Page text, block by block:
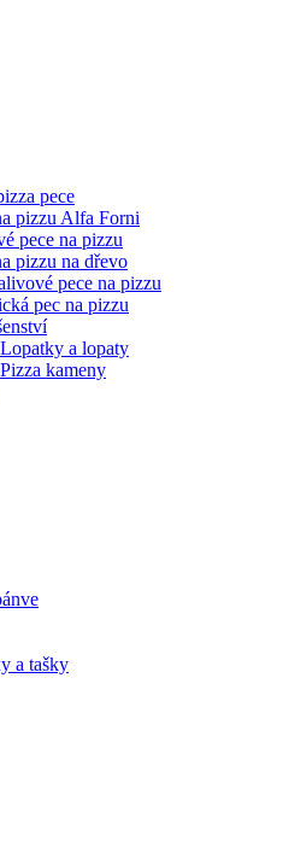
pece
pizzu Alfa Forni
pece na pizzu
pizzu na dřevo
pece na pizzu
pec na pizzu
Lopatky a lopaty
Pizza kameny
a tašky